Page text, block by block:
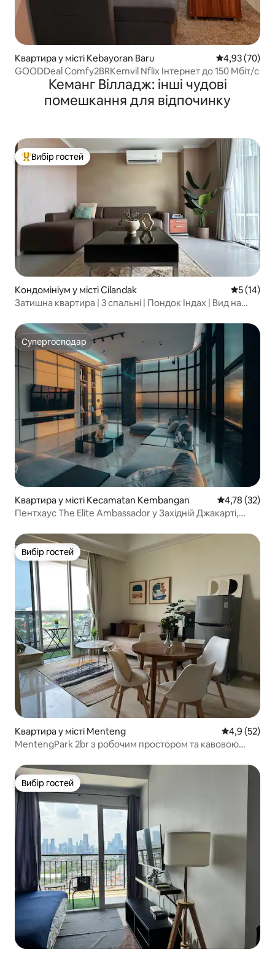
Квартира у місті Kebayoran Baru Середня
4,93 (70)
GOODDeal Comfy2BRKemvil Nflix Інтернет до 150 Мбіт/с
Кеманг Вілладж: інші чудові
помешкання для відпочинку
Топ вибір гостей
Вибір гостей
Кондомініум у місті Cilandak Середня
5 (14)
Затишна квартира | 3 спальні | Пондок Індах | Вид на
Супергосподар
Супергосподар
Квартира у місті Kecamatan Kembangan Середня
4,78 (32)
Пентхаус The Elite Ambassador у Західній Джакарті,
Вибір гостей
Вибір гостей
Квартира у місті Menteng Середня
4,9 (52)
MentengPark 2br з робочим простором та кавовою
Вибір гостей
Вибір гостей